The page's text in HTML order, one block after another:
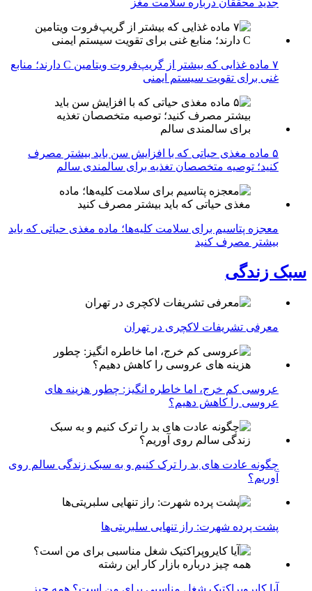
جدید محققان درباره سلامت مغز
۷ ماده غذایی که بیشتر از گریپ‌فروت ویتامین C دارند؛ منابع
غنی برای تقویت سیستم ایمنی
۵ ماده مغذی حیاتی که با افزایش سن باید بیشتر مصرف
کنید؛ توصیه متخصصان تغذیه برای سالمندی سالم
معجزه پتاسیم برای سلامت کلیه‌ها؛ ماده مغذی حیاتی که باید
بیشتر مصرف کنید
سبک زندگی
معرفی تشریفات لاکچری در تهران
عروسی کم خرج، اما خاطره انگیز: چطور هزینه های
عروسی را کاهش دهیم؟
چگونه عادت‌ های بد را ترک کنیم و به سبک زندگی سالم روی
آوریم؟
پشت پرده شهرت: راز تنهایی سلبریتی‌ها